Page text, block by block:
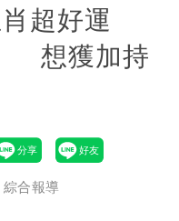
」
很痛苦 親友批徐
釣出一票人點
」
他學演戲表現優
油救火了
黃智賢回嗆：國民
返家：我很愛孩
超好運
想獲加持
綜合報導